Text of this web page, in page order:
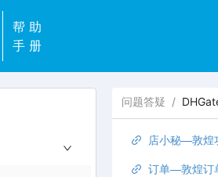
帮助
手册
问题答疑 /
店小秘—敦煌
订单—敦煌订